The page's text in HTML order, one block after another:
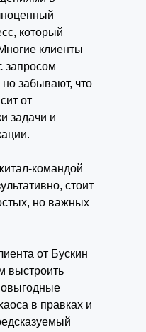
который
клиенты
запросом
забывают, что
от
задачи и
командой
стоит
но важных
от Бускин
выстроить
в правках и